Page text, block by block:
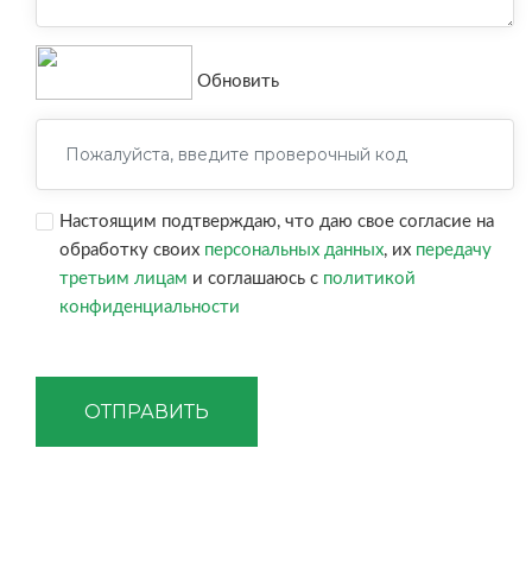
Обновить
Настоящим подтверждаю, что даю свое согласие на
обработку своих персональных данных, их передачу
третьим лицам и соглашаюсь с политикой
конфиденциальности
ОТПРАВИТЬ